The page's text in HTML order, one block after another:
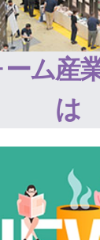
ーム産
は